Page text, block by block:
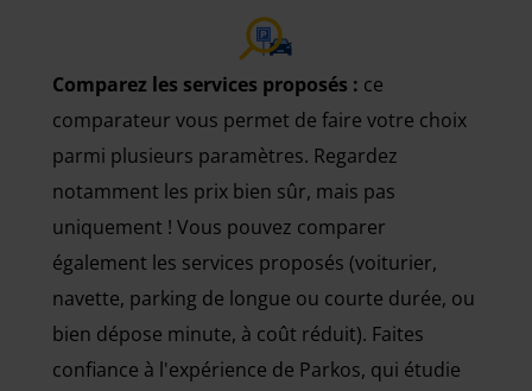
Comparez les services proposés : ce
comparateur vous permet de faire votre choix
parmi plusieurs paramètres. Regardez
notamment les prix bien sûr, mais pas
uniquement ! Vous pouvez comparer
également les services proposés (voiturier,
navette, parking de longue ou courte durée, ou
bien dépose minute, à coût réduit). Faites
confiance à l'expérience de Parkos, qui étudie